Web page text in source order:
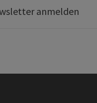
anmelden